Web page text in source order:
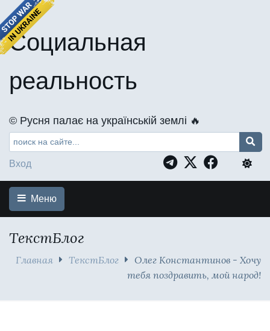
Социальная
реальность
©️ Русня палає на українській землі 🔥
Вход
Меню
ТекстБлог
Главная ТекстБлог
Олег Константинов - Хочу
тебя поздравить, мой народ!